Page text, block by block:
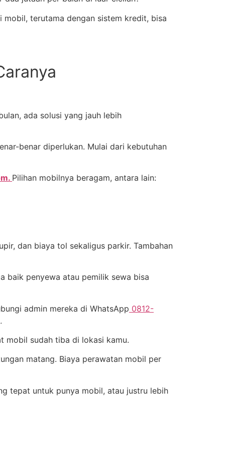
terutama dengan sistem kredit, bisa
ada solusi yang jauh lebih
benar diperlukan. Mulai dari kebutuhan
Pilihan mobilnya beragam, antara lain:
dan biaya tol sekaligus parkir. Tambahan
baik penyewa atau pemilik sewa bisa
admin mereka di WhatsApp 0812-
mobil sudah tiba di lokasi kamu.
matang. Biaya perawatan mobil per
tepat untuk punya mobil, atau justru lebih